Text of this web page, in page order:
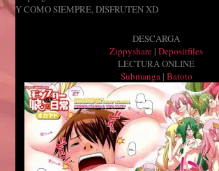
Y COMO SIEMPRE, DISFRUTEN XD
DESCARGA
Zippyshare | Depositfiles
LECTURA ONLINE
Submanga| Batoto